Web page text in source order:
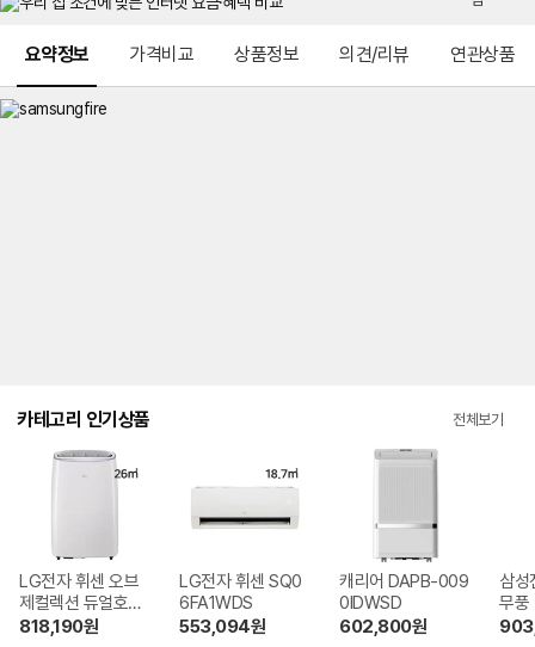
생
는
치
비
요약정보 가격비교 상품정보 의견/리뷰 연관상품
카테고리 인기상품 전체보기
LG전자 휘센 오브
제컬렉션 듀얼호스
PQ08FDWBS
818,190원
LG전자 휘센 SQ0
6FA1WDS
553,094원
캐리어 DAPB-009
0IDWSD
602,800원
삼성
무풍